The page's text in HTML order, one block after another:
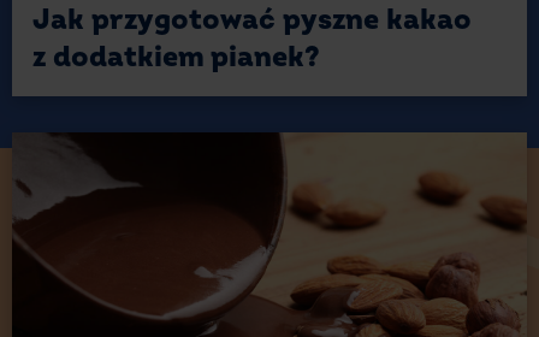
Jak przygotować pyszne kakao
z dodatkiem pianek?